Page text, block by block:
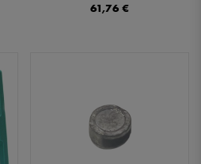
61,76 €